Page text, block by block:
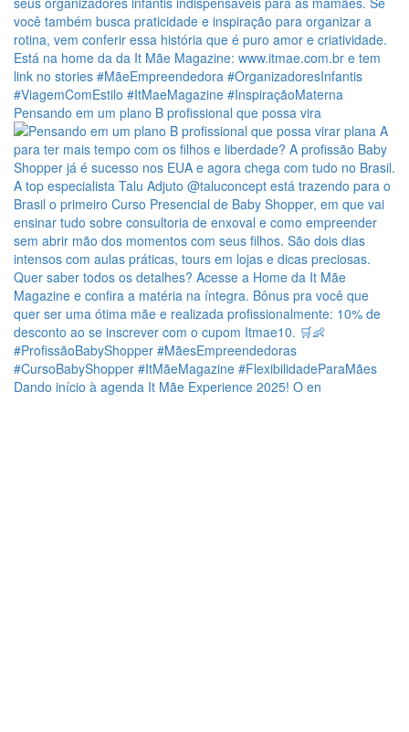
Pensando em um plano B profissional que possa vira
Dando início à agenda It Mãe Experience 2025! O en